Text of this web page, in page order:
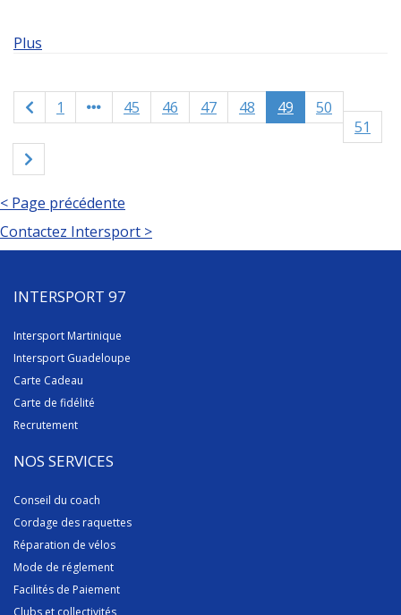
Plus
Previous
page
1 45 46 47 48 49
50
51
page
< Page précédente
Contactez Intersport >
INTERSPORT 97
Intersport Martinique
Intersport Guadeloupe
Carte Cadeau
Carte de fidélité
Recrutement
NOS SERVICES
Conseil du coach
Cordage des raquettes
Réparation de vélos
Mode de réglement
Facilités de Paiement
Clubs et collectivités